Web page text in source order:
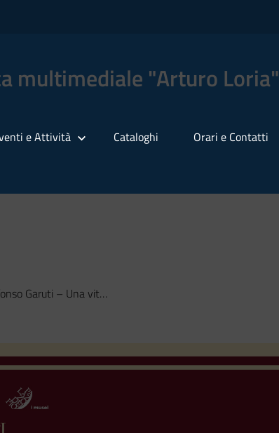
multimediale "Arturo Loria"
e Attività Cataloghi Orari e Contatti
Garuti – Una vita per l’arte